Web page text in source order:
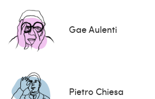
Gae Aulenti
Pietro Chiesa